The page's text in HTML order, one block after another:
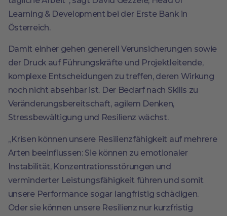
Learning & Development bei der Erste Bank in
Österreich.
Damit einher gehen generell Verunsicherungen sowie
der Druck auf Führungskräfte und Projektleitende,
komplexe Entscheidungen zu treffen, deren Wirkung
noch nicht absehbar ist. Der Bedarf nach Skills zu
Veränderungsbereitschaft, agilem Denken,
Stressbewältigung und Resilienz wächst.
„Krisen können unsere Resilienzfähigkeit auf mehrere
Arten beeinflussen: Sie können zu emotionaler
Instabilität, Konzentrationsstörungen und
verminderter Leistungsfähigkeit führen und somit
unsere Performance sogar langfristig schädigen.
Oder sie können unsere Resilienz nur kurzfristig